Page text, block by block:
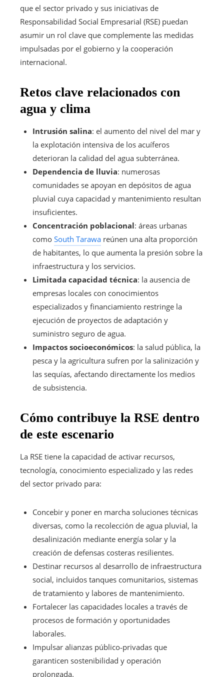
que el sector privado y sus iniciativas de
Responsabilidad Social Empresarial (RSE) puedan
asumir un rol clave que complemente las medidas
impulsadas por el gobierno y la cooperación
internacional.
Retos clave relacionados con
agua y clima
Intrusión salina: el aumento del nivel del mar y
la explotación intensiva de los acuíferos
deterioran la calidad del agua subterránea.
Dependencia de lluvia: numerosas
comunidades se apoyan en depósitos de agua
pluvial cuya capacidad y mantenimiento resultan
insuficientes.
Concentración poblacional: áreas urbanas
como South Tarawa reúnen una alta proporción
de habitantes, lo que aumenta la presión sobre la
infraestructura y los servicios.
Limitada capacidad técnica: la ausencia de
empresas locales con conocimientos
especializados y financiamiento restringe la
ejecución de proyectos de adaptación y
suministro seguro de agua.
Impactos socioeconómicos: la salud pública, la
pesca y la agricultura sufren por la salinización y
las sequías, afectando directamente los medios
de subsistencia.
Cómo contribuye la RSE dentro
de este escenario
La RSE tiene la capacidad de activar recursos,
tecnología, conocimiento especializado y las redes
del sector privado para:
Concebir y poner en marcha soluciones técnicas
diversas, como la recolección de agua pluvial, la
desalinización mediante energía solar y la
creación de defensas costeras resilientes.
Destinar recursos al desarrollo de infraestructura
social, incluidos tanques comunitarios, sistemas
de tratamiento y labores de mantenimiento.
Fortalecer las capacidades locales a través de
procesos de formación y oportunidades
laborales.
Impulsar alianzas público‑privadas que
garanticen sostenibilidad y operación
prolongada.